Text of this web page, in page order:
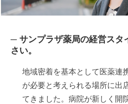
サンプラザ薬局の経営スタ
さい。
地域密着を基本として医薬連
が必要と考えられる場所に出
てきました。病院が新しく開